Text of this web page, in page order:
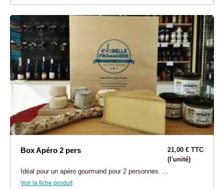
Box Apéro 2 pers
21,00 € TTC
(l'unité)
Idéal pour un apéro gourmand pour 2 personnes. ...
Voir la fiche produit